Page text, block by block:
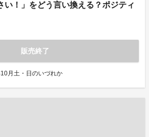
い！」をどう言い換える？ポジティ
販売終了
月土・日のいづれか